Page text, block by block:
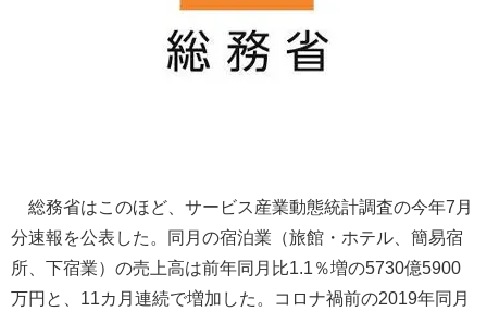
総務省はこのほど、サービス産業動態統計調査の今年7月
分速報を公表した。同月の宿泊業（旅館・ホテル、簡易宿
所、下宿業）の売上高は前年同月比1.1％増の5730億5900
万円と、11カ月連続で増加した。コロナ禍前の2019年同月